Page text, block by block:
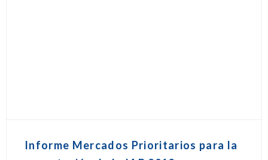
Informe Mercados Prioritarios para la